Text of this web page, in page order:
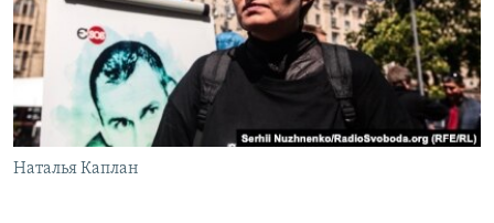
ПОБЕДИТЕЛЕЙ НЕ СУДЯТ?
КРЫМ.НЕПОКОРЕННЫЙ
УКРАИНСКАЯ ПРОБЛЕМА КРЫМА
ПРИСОЕДИНЯЙТЕСЬ!
Все сайты RFE/RL
Наталья Каплан